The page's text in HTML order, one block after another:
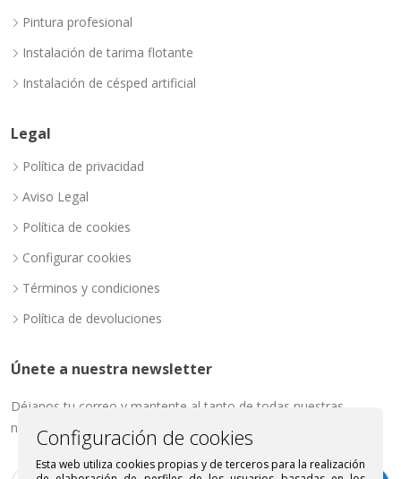
Pintura profesional
Instalación de tarima flotante
Instalación de césped artificial
Legal
Política de privacidad
Aviso Legal
Política de cookies
Configurar cookies
Términos y condiciones
Política de devoluciones
Únete a nuestra newsletter
Déjanos tu correo y mantente al tanto de todas nuestras
novedades.
Configuración de cookies
Esta web utiliza cookies propias y de terceros para la realización